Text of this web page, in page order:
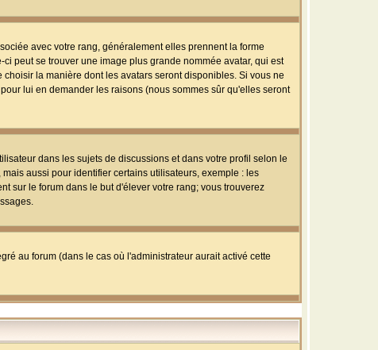
avec votre rang, généralement elles prennent la forme
peut se trouver une image plus grande nommée avatar, qui est
la manière dont les avatars seront disponibles. Si vous ne
lui en demander les raisons (nous sommes sûr qu'elles seront
dans les sujets de discussions et dans votre profil selon le
aussi pour identifier certains utilisateurs, exemple : les
sur le forum dans le but d'élever votre rang; vous trouverez
au forum (dans le cas où l'administrateur aurait activé cette